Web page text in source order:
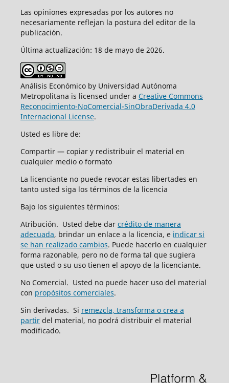
Las opiniones expresadas por los autores no
necesariamente reflejan la postura del editor de la
publicación.
Última actualización: 18 de mayo de 2026.
Análisis Económico by Universidad Autónoma
Metropolitana is licensed under a Creative Commons
Reconocimiento-NoComercial-SinObraDerivada 4.0
Internacional License.
Usted es libre de:
Compartir — copiar y redistribuir el material en
cualquier medio o formato
La licenciante no puede revocar estas libertades en
tanto usted siga los términos de la licencia
Bajo los siguientes términos:
Atribución. Usted debe dar crédito de manera
adecuada, brindar un enlace a la licencia, e indicar si
se han realizado cambios. Puede hacerlo en cualquier
forma razonable, pero no de forma tal que sugiera
que usted o su uso tienen el apoyo de la licenciante.
No Comercial. Usted no puede hacer uso del material
con propósitos comerciales.
Sin derivadas. Si remezcla, transforma o crea a
partirdel material, no podrá distribuir el material
modificado.